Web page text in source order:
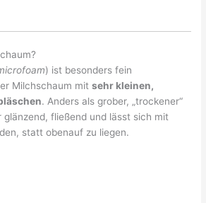
) ist besonders fein
Milchschaum mitsehr kleinen,
. Anders als grober, „trockener“
fließend und lässt sich mit
statt obenauf zu liegen.